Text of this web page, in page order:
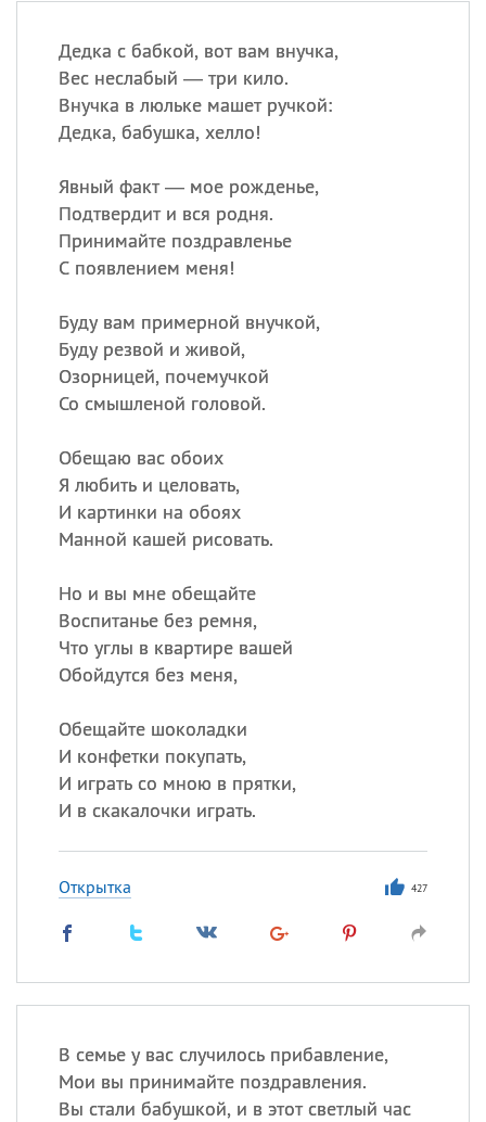
Дедка с бабкой, вот вам внучка,
Вес неслабый — три кило.
Внучка в люльке машет ручкой:
Дедка, бабушка, хелло!
Явный факт — мое рожденье,
Подтвердит и вся родня.
Принимайте поздравленье
С появлением меня!
Буду вам примерной внучкой,
Буду резвой и живой,
Озорницей, почемучкой
Со смышленой головой.
Обещаю вас обоих
Я любить и целовать,
И картинки на обоях
Манной кашей рисовать.
Но и вы мне обещайте
Воспитанье без ремня,
Что углы в квартире вашей
Обойдутся без меня,
Обещайте шоколадки
И конфетки покупать,
И играть со мною в прятки,
И в скакалочки играть.
Открытка 427
В семье у вас случилось прибавление,
Мои вы принимайте поздравления.
Вы стали бабушкой, и в этот светлый час